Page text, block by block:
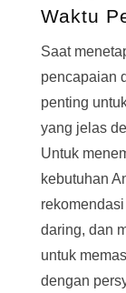
Waktu
Saat
pencapaian
penting
yang jelas
Untuk
kebutuhan
daring, dan
untuk
dengan